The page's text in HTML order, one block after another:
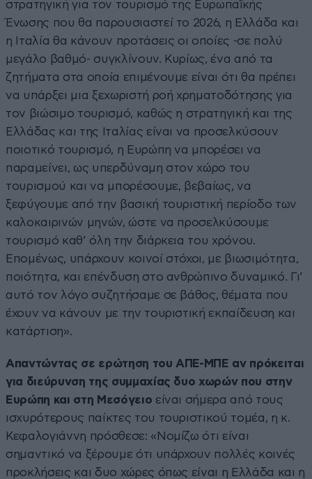
στρατηγική για τον τουρισμό της Ευρωπαϊκής
Ένωσης που θα παρουσιαστεί το 2026, η Ελλάδα και
η Ιταλία θα κάνουν προτάσεις οι οποίες -σε πολύ
μεγάλο βαθμό- συγκλίνουν. Κυρίως, ένα από τα
ζητήματα στα οποία επιμένουμε είναι ότι θα πρέπει
να υπάρξει μια ξεχωριστή ροή χρηματοδότησης για
τον βιώσιμο τουρισμό, καθώς η στρατηγική και της
Ελλάδας και της Ιταλίας είναι να προσελκύσουν
ποιοτικό τουρισμό, η Ευρώπη να μπορέσει να
παραμείνει, ως υπερδύναμη στον χώρο του
τουρισμού και να μπορέσουμε, βεβαίως, να
ξεφύγουμε από την βασική τουριστική περίοδο των
καλοκαιρινών μηνών, ώστε να προσελκύσουμε
τουρισμό καθ’ όλη την διάρκεια του χρόνου.
Επομένως, υπάρχουν κοινοί στόχοι, με βιωσιμότητα,
ποιότητα, και επένδυση στο ανθρώπινο δυναμικό. Γι’
αυτό τον λόγο συζητήσαμε σε βάθος, θέματα που
έχουν να κάνουν με την τουριστική εκπαίδευση και
κατάρτιση».
Απαντώντας σε ερώτηση του ΑΠΕ-ΜΠΕ αν πρόκειται
για διεύρυνση της συμμαχίας δυο χωρών που στην
Ευρώπη και στη Μεσόγειο είναι σήμερα από τους
ισχυρότερους παίκτες του τουριστικού τομέα, η κ.
Κεφαλογιάννη πρόσθεσε: «Νομίζω ότι είναι
σημαντικό να ξέρουμε ότι υπάρχουν πολλές κοινές
προκλήσεις και δυο χώρες όπως είναι η Ελλάδα και η